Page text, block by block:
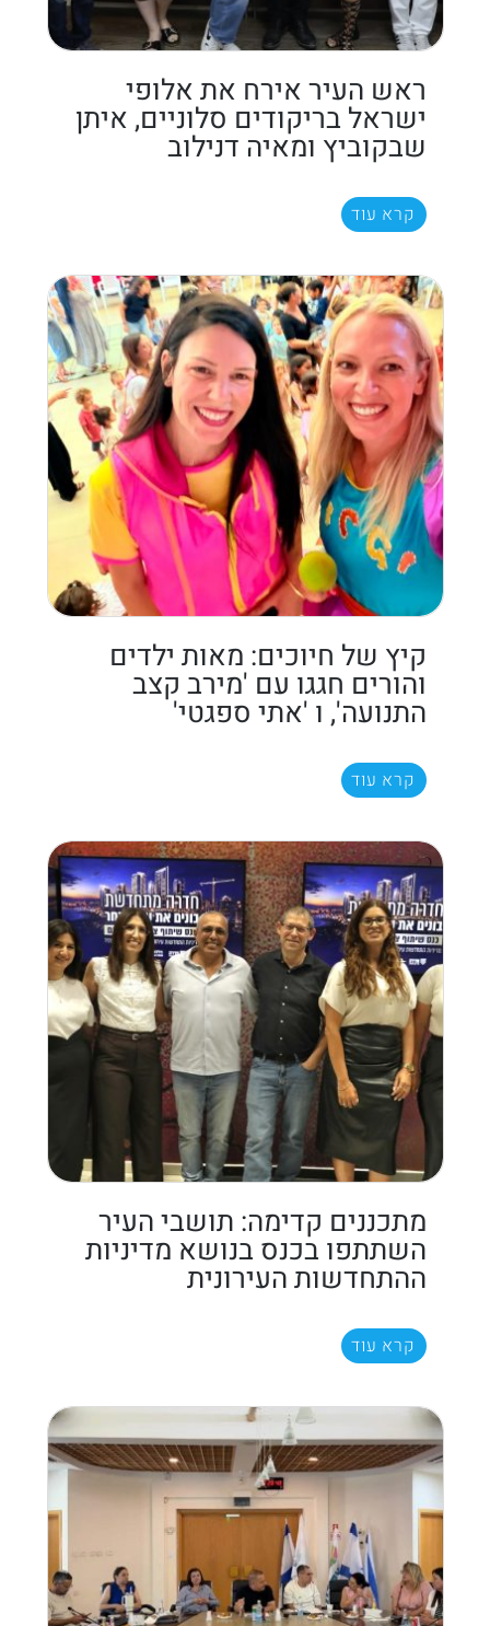
ראש העיר אירח את אלופי
ישראל בריקודים סלוניים, איתן
שבקוביץ ומאיה דנילוב
קרא עוד
קיץ של חיוכים: מאות ילדים
והורים חגגו עם 'מירב קצב
התנועה', ו 'אתי ספגטי'
קרא עוד
מתכננים קדימה: תושבי העיר
השתתפו בכנס בנושא מדיניות
ההתחדשות העירונית
קרא עוד